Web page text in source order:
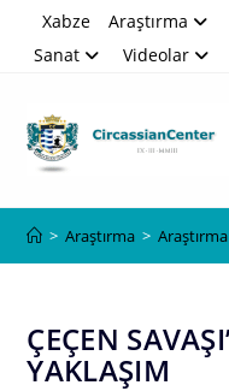
Xabze Araştırma
Sanat
Videolar
> Araştırma >
ÇEÇEN
YAKLAŞIM